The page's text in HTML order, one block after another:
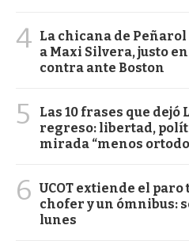
4 La chicana de
a Maxi Silvera, justo
contra ante Boston
5
Las 10 frases que dejó
regreso: libertad,
mirada “menos
6 UCOT extiende el
chofer y un ómnibus:
lunes